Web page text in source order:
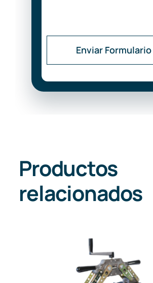
Enviar Formulario
Productos
relacionados